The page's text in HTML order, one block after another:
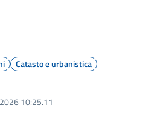
Catasto e urbanistica
10:25.11